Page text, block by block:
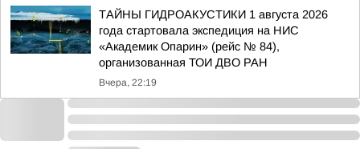
ТАЙНЫ ГИДРОАКУСТИКИ 1 августа 2026
года стартовала экспедиция на НИС
«Академик Опарин» (рейс № 84),
организованная ТОИ ДВО РАН
Вчера, 22:19